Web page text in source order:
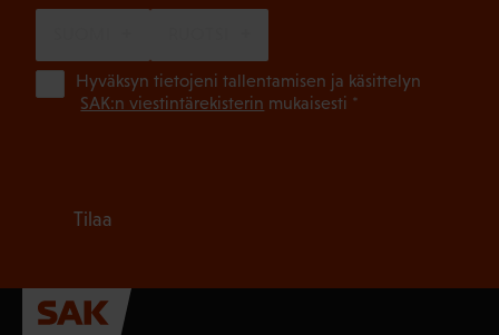
Hyväksyn tietojeni tallentamisen ja käsittelyn
SAK:n viestintärekisterin mukaisesti *
Tilaa